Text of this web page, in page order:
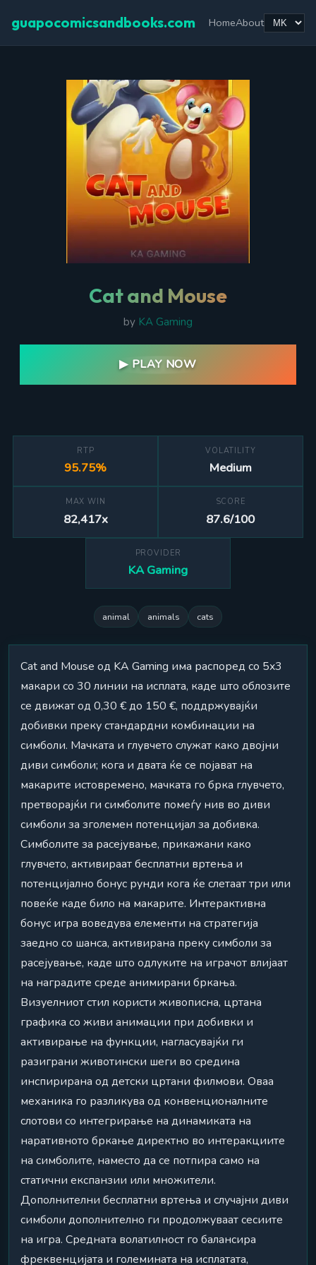
guapocomicsandbooks.com HomeAbout
Cat and Mouse
by KA Gaming
▶ PLAY NOW
RTP
95.75%
VOLATILITY
Medium
MAX WIN
82,417x
SCORE
87.6/100
PROVIDER
KA Gaming
animal animals cats
Cat and Mouse од KA Gaming има распоред со 5x3
макари со 30 линии на исплата, каде што облозите
се движат од 0,30 € до 150 €, поддржувајќи
добивки преку стандардни комбинации на
симболи. Мачката и глувчето служат како двојни
диви симболи; кога и двата ќе се појават на
макарите истовремено, мачката го брка глувчето,
претворајќи ги симболите помеѓу нив во диви
симболи за зголемен потенцијал за добивка.
Симболите за расејување, прикажани како
глувчето, активираат бесплатни вртења и
потенцијално бонус рунди кога ќе слетаат три или
повеќе каде било на макарите. Интерактивна
бонус игра воведува елементи на стратегија
заедно со шанса, активирана преку симболи за
расејување, каде што одлуките на играчот влијаат
на наградите среде анимирани бркања.
Визуелниот стил користи живописна, цртана
графика со живи анимации при добивки и
активирање на функции, нагласувајќи ги
разиграни животински шеги во средина
инспирирана од детски цртани филмови. Оваа
механика го разликува од конвенционалните
слотови со интегрирање на динамиката на
наративното бркање директно во интеракциите
на симболите, наместо да се потпира само на
статични експанзии или множители.
Дополнителни бесплатни вртења и случајни диви
симболи дополнително ги продолжуваат сесиите
на игра. Средната волатилност го балансира
фреквенцијата и големината на исплатата,